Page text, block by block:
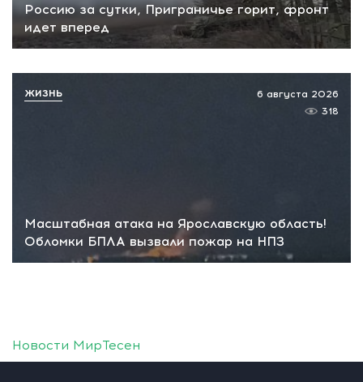
Россию за сутки, Приграничье горит, фронт
идет вперед
Масштабная атака на Ярославскую область!
Обломки БПЛА вызвали пожар на НПЗ
6 августа 2026
318
ЖИЗНЬ
Новости МирТесен